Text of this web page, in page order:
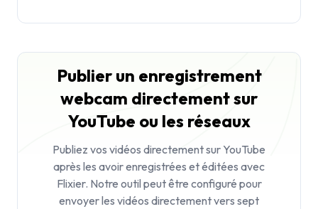
Publier un enregistrement
webcam directement sur
YouTube ou les réseaux
Publiez vos vidéos directement sur YouTube
après les avoir enregistrées et éditées avec
Flixier. Notre outil peut être configuré pour
envoyer les vidéos directement vers sept